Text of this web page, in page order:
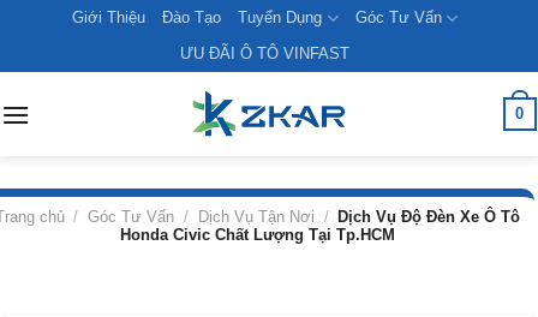
content
Giới Thiệu Đào Tạo Tuyển Dụng
Góc Tư Vấn
ƯU ĐÃI Ô TÔ VINFAST
0
chủ / Góc Tư Vấn / Dịch Vụ Tận Nơi /
Dịch Vụ Độ Đèn Xe Ô Tô
Honda Civic Chất Lượng Tại Tp.HCM